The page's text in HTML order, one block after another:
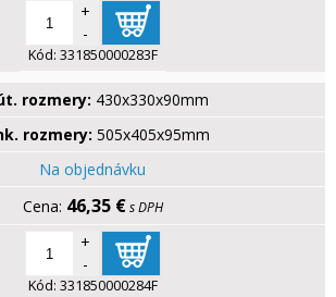
+
-
Kód: 331850000283F
rozmery: 430x330x90mm
rozmery: 505x405x95mm
Na objednávku
46,35 € s DPH
+
-
Kód: 331850000284F